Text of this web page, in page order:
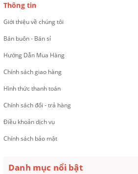
Thông tin
Giới thiệu về chúng tôi
Bán buôn - Bán sỉ
Hướng Dẫn Mua Hàng
Chính sách giao hàng
Hình thức thanh toán
Chính sách đổi - trả hàng
Điều khoản dịch vụ
Chính sách bảo mật
Danh mục nổi bật